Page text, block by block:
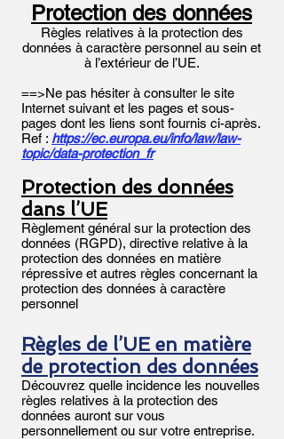
Protection des données
Règles relatives à la protection des
données à caractère personnel au sein et
à l’extérieur de l’UE.
==>Ne pas hésiter à consulter le site
Internet suivant et les pages et sous-
pages dont les liens sont fournis ci-après.
Ref : https://ec.europa.eu/info/law/law-
topic/data-protection_fr
Protection des données
dans l’UE
Règlement général sur la protection des
données (RGPD), directive relative à la
protection des données en matière
répressive et autres règles concernant la
protection des données à caractère
personnel
Règles de l’UE en matière
de protection des données
Découvrez quelle incidence les nouvelles
règles relatives à la protection des
données auront sur vous
personnellement ou sur votre entreprise.